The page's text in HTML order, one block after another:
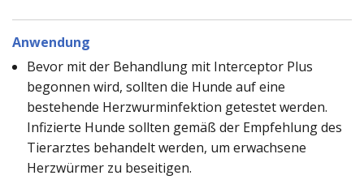
Anwendung
Bevor mit der Behandlung mit Interceptor Plus
begonnen wird, sollten die Hunde auf eine
bestehende Herzwurminfektion getestet werden.
Infizierte Hunde sollten gemäß der Empfehlung des
Tierarztes behandelt werden, um erwachsene
Herzwürmer zu beseitigen.